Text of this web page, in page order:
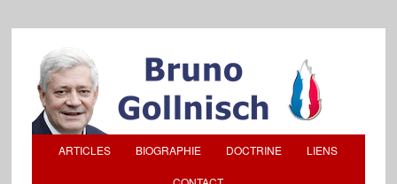
ARTICLES BIOGRAPHIE DOCTRINE LIENS